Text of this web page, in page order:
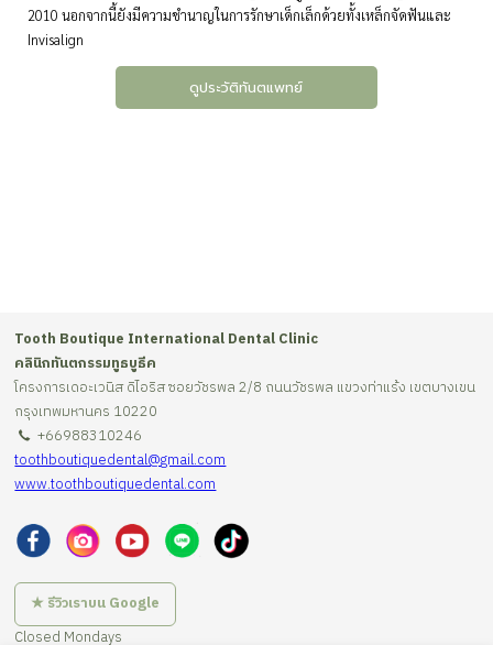
2010 นอกจากนี้ยังมีความชำนาญในการรักษาเด็กเล็กด้วยทั้งเหล็กจัดฟันและ
Invisalign
ดูประวัติทันตแพทย์
Tooth Boutique International Dental Clinic
คลินิกทันตกรรมทูธบูธีค
โครงการเดอะเวนิส ดิไอริส ซอยวัชรพล 2/8 ถนนวัชรพล แขวงท่าแร้ง เขตบางเขน
กรุงเทพมหานคร 10220
+66988310246
toothboutiquedental@gmail.com
www.toothboutiquedental.com
★ รีวิวเราบน Google
Closed Mondays